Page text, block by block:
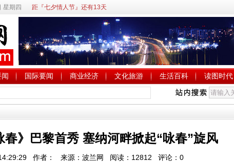
星期四 距『七夕情人节』还有13天
国际要闻 商业经济 文化旅游 生活百科 读图时代
春》巴黎首秀 塞纳河畔掀起“咏春”旋风
作者： 来源：波兰网 阅读： 12812 评论： 0